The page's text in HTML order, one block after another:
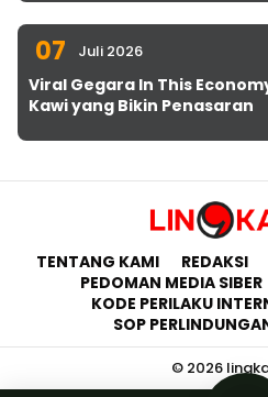
07 Juli 2026
Viral Gegara In This
Kawi yang Bikin Penasaran
TENTANG KAMI REDAKSI
PEDOMAN MEDIA SIBER
KODE PERILAKU
SOP
© 2026